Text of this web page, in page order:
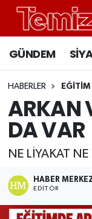
GÜNDEM
HABERLER EĞİTİM
ARKAN
DA VAR
NE LİYAKAT
HABER
EDITÖR
CANLI YAYIN
ASAYİŞ
EĞİTİM
Hava Durumu
Süper Lig
Tüm